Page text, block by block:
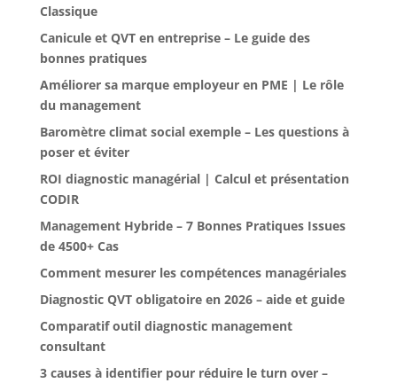
Classique
Canicule et QVT en entreprise – Le guide des
bonnes pratiques
Améliorer sa marque employeur en PME | Le rôle
du management
Baromètre climat social exemple – Les questions à
poser et éviter
ROI diagnostic managérial | Calcul et présentation
CODIR
Management Hybride – 7 Bonnes Pratiques Issues
de 4500+ Cas
Comment mesurer les compétences managériales
Diagnostic QVT obligatoire en 2026 – aide et guide
Comparatif outil diagnostic management
consultant
3 causes à identifier pour réduire le turn over –